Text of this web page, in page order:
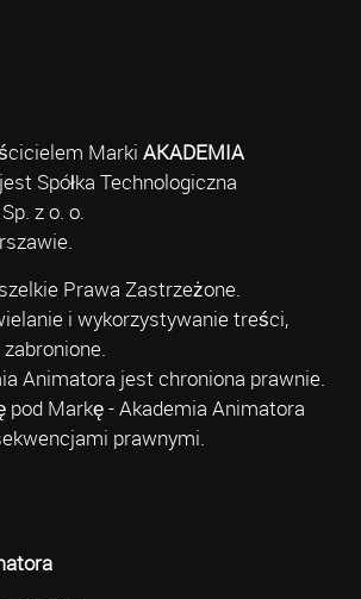
Marki AKADEMIA
Spółka Technologiczna
z o. o.
Prawa Zastrzeżone.
i wykorzystywanie treści,
Animatora jest chroniona prawnie.
pod Markę - Akademia Animatora
prawnymi.